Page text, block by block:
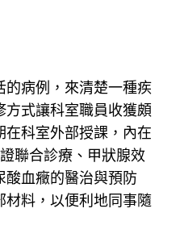
病例，來清楚一種疾
式讓科室職員收獲頗
在科室外部授課，內在
聯合診療、甲狀腺效
酸血癥的醫治與預防
材料，以便利地同事隨